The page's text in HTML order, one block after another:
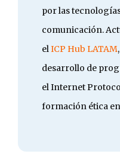
por las
comunicación.
elICP Hub LATAM
desarrollo de
el Internet
formación ética